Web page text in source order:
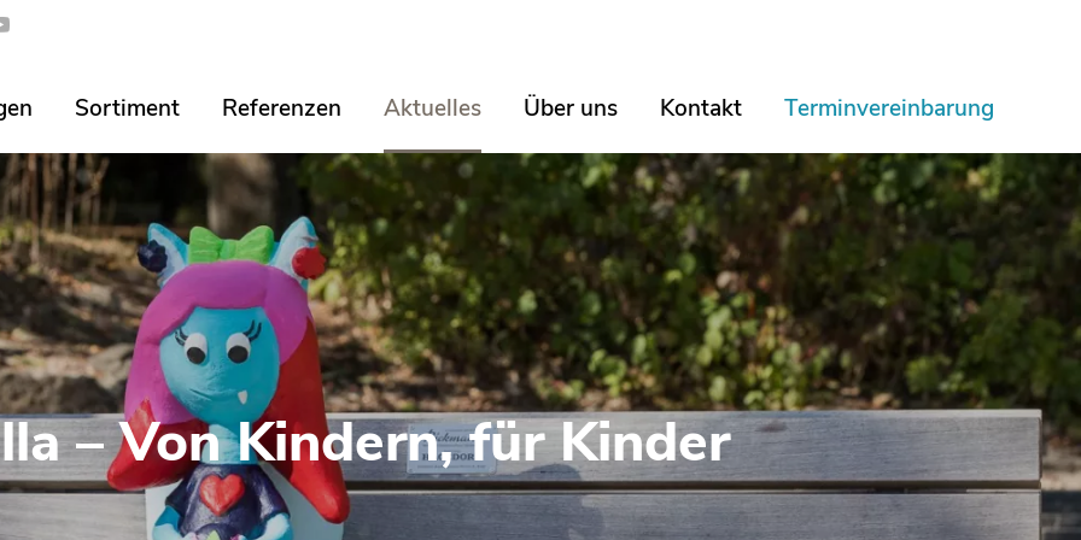
Sortiment Referenzen Aktuelles Über uns Kontakt Terminvereinbarung
– Von Kindern, für Kinder